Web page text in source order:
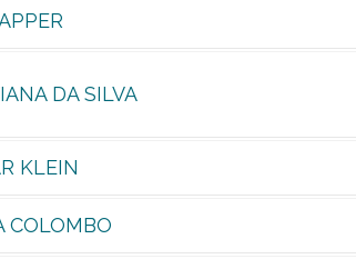
DA SILVA
KLEIN
COLOMBO